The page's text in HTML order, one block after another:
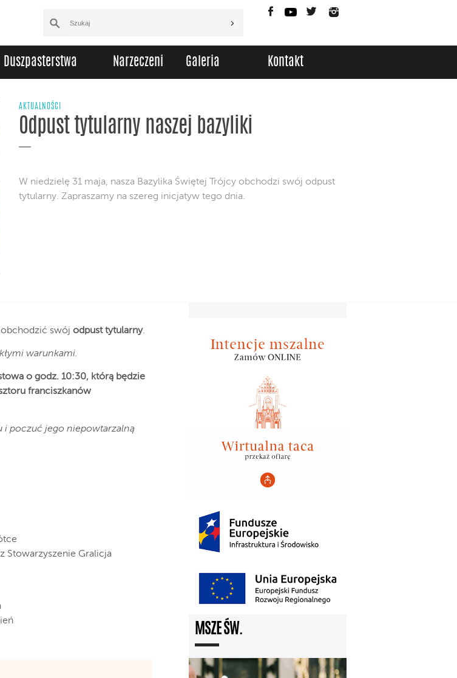
FacebookYouTubeTwitter
Duszpasterstwa Narzeczeni Galeria Kontakt
AKTUALNOŚCI
Odpust tytularny naszej bazyliki
W niedzielę 31 maja, nasza Bazylika Świętej Trójcy obchodzi swój odpust
tytularny. Zapraszamy na szereg inicjatyw tego dnia.
obchodzić swój odpust tytularny.
warunkami.
o godz. 10:30, którą będzie
franciszkanów
i poczuć jego niepowtarzalną
Stowarzyszenie Gralicja
MSZE ŚW.